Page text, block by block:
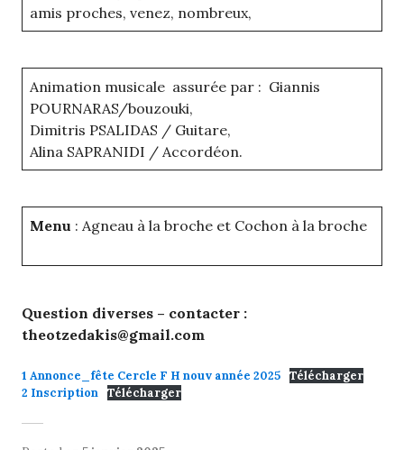
amis proches, venez, nombreux,
Animation musicale assurée par : Giannis
POURNARAS/bouzouki,
Dimitris PSALIDAS / Guitare,
Alina SAPRANIDI / Accordéon.
Menu : Agneau à la broche et Cochon à la broche
Question diverses – contacter :
theotzedakis@gmail.com
1 Annonce_fête Cercle F H nouv année 2025 Télécharger
2 Inscription Télécharger